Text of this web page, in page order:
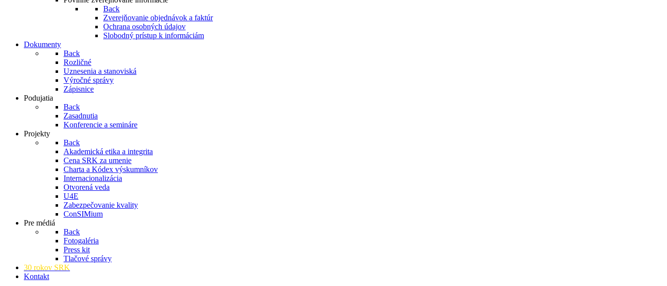
Back
Zverejňovanie objednávok a faktúr
Ochrana osobných údajov
Slobodný prístup k informáciám
Dokumenty
Back
Rozličné
Uznesenia a stanoviská
Výročné správy
Zápisnice
Podujatia
Back
Zasadnutia
Konferencie a semináre
Projekty
Back
Akademická etika a integrita
Cena SRK za umenie
Charta a Kódex výskumníkov
Internacionalizácia
Otvorená veda
U4E
Zabezpečovanie kvality
ConSIMium
Pre médiá
Back
Fotogaléria
Press kit
Tlačové správy
30 rokov SRK
Kontakt